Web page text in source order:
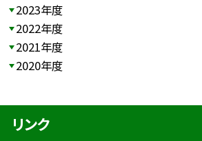
2023年度
2022年度
2021年度
2020年度
リンク